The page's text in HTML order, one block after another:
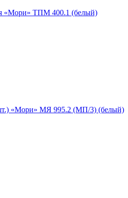
«Мори» ТПМ 400.1 (белый)
«Мори» МЯ 995.2 (МП/3) (белый)